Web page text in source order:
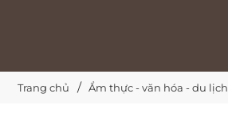
Trang chủ Ẩm thực - văn hóa - du lịch